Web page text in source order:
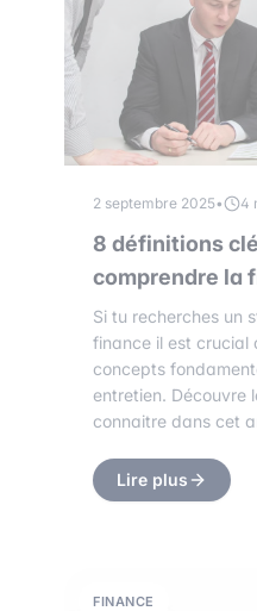
2 septembre 2025• 4
8 définitions
comprendre la
Si tu recherches un
finance il est crucial
concepts
entretien. Découvre
connaitre dans cet
Lire plus
FINANCE